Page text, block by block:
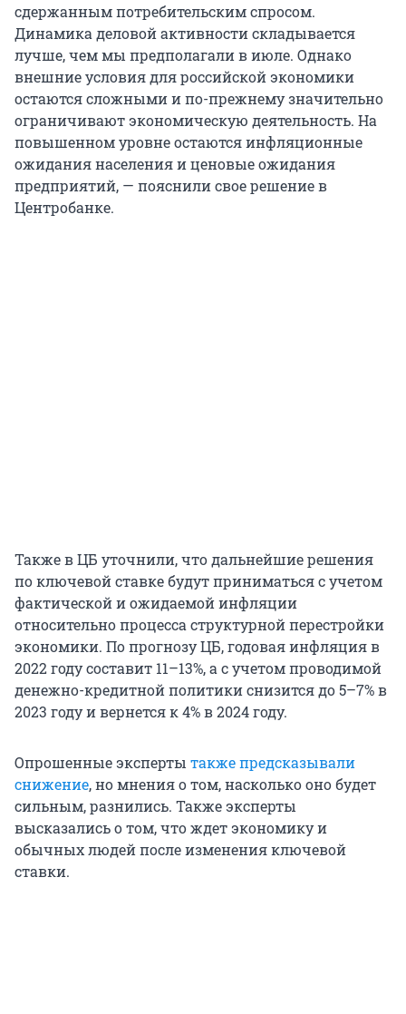
сдержанным потребительским спросом.
Динамика деловой активности складывается
лучше, чем мы предполагали в июле. Однако
внешние условия для российской экономики
остаются сложными и по-прежнему значительно
ограничивают экономическую деятельность. На
повышенном уровне остаются инфляционные
ожидания населения и ценовые ожидания
предприятий, — пояснили свое решение в
Центробанке.
Также в ЦБ уточнили, что дальнейшие решения
по ключевой ставке будут приниматься с учетом
фактической и ожидаемой инфляции
относительно процесса структурной перестройки
экономики. По прогнозу ЦБ, годовая инфляция в
2022 году составит 11–13%, а с учетом проводимой
денежно-кредитной политики снизится до 5–7% в
2023 году и вернется к 4% в 2024 году.
Опрошенные эксперты также предсказывали
снижение, но мнения о том, насколько оно будет
сильным, разнились. Также эксперты
высказались о том, что ждет экономику и
обычных людей после изменения ключевой
ставки.